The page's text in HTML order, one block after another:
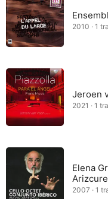
2010 · 1
Jeroen
2021 · 1
Elena
2007 · 1